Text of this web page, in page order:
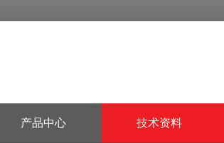
产品中心 技术资料